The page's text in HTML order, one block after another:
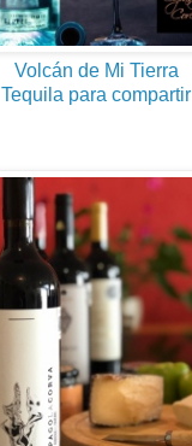
Volcán de Mi Tierra
Tequila para compartir